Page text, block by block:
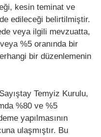
kesin teminat ve
edileceği belirtilmiştir.
veya ilgili mevzuatta,
%5 oranında bir
bir düzenlemenin
Temyiz Kurulu,
%80 ve %5
yapılmasının
ulaşmıştır. Bu